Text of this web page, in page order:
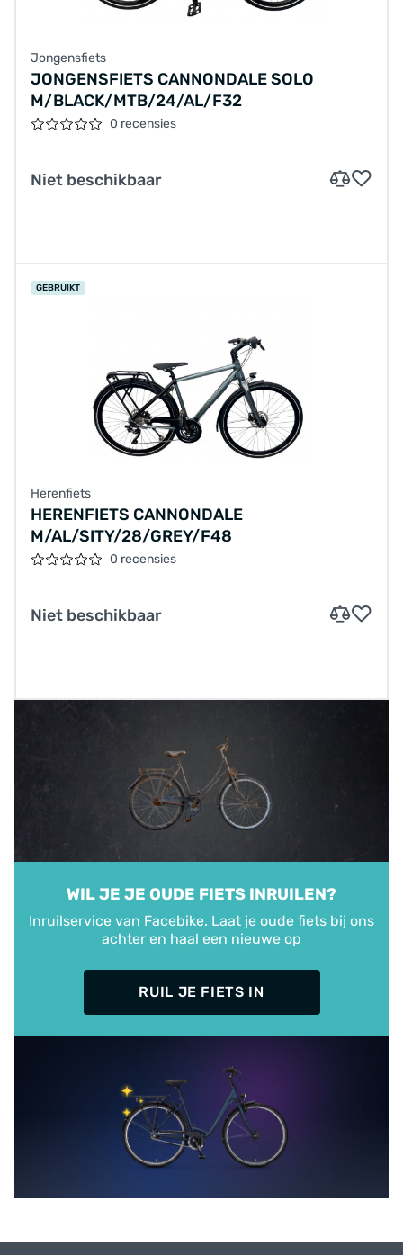
Jongensfiets
JONGENSFIETS CANNONDALE SOLO
M/BLACK/MTB/24/AL/F32
0 recensies
Niet beschikbaar
GEBRUIKT
Herenfiets
HERENFIETS CANNONDALE
M/AL/SITY/28/GREY/F48
0 recensies
Niet beschikbaar
WIL JE JE OUDE FIETS INRUILEN?
Inruilservice van Facebike. Laat je oude fiets bij ons
achter en haal een nieuwe op
RUIL JE FIETS IN